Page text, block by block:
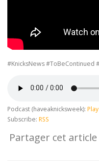
#KnicksNews #ToBeContinued
Podcast (haveaknicksweek):
Subscribe: RSS
Partager cet article